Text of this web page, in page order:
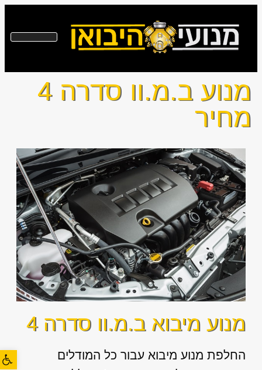
פתח
מנוע ב.מ.וו סדרה 4
מחיר
מנוע מיבוא ב.מ.וו סדרה 4
החלפת מנוע מיבוא עבור כל המודלים